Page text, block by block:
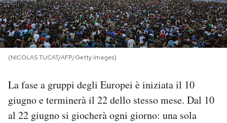
NEWSLETTER
I MIEI PREFERITI
(NICOLAS TUCAT/AFP/Getty Images)
La fase a gruppi degli Europei è iniziata il 10
giugno e terminerà il 22 dello stesso mese. Dal 10
al 22 giugno si giocherà ogni giorno: una sola